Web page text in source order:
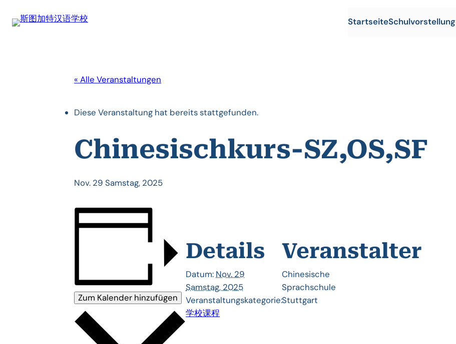
StartseiteSchulvorstellung
« Alle Veranstaltungen
Diese Veranstaltung hat bereits stattgefunden.
Chinesischkurs-SZ,OS,SF
Nov. 29 Samstag, 2025
Zum Kalender hinzufügen
Details
Datum: Nov. 29
Samstag, 2025
Veranstaltungskategorie:
学校课程
Veranstalter
Chinesische
Sprachschule
Stuttgart